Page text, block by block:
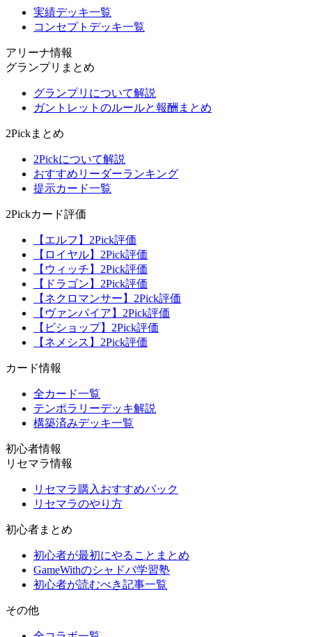
実績デッキ一覧
コンセプトデッキ一覧
アリーナ情報
グランプリまとめ
グランプリについて解説
ガントレットのルールと報酬まとめ
2Pickまとめ
2Pickについて解説
おすすめリーダーランキング
提示カード一覧
2Pickカード評価
【エルフ】2Pick評価
【ロイヤル】2Pick評価
【ウィッチ】2Pick評価
【ドラゴン】2Pick評価
【ネクロマンサー】2Pick評価
【ヴァンパイア】2Pick評価
【ビショップ】2Pick評価
【ネメシス】2Pick評価
カード情報
全カード一覧
テンポラリーデッキ解説
構築済みデッキ一覧
初心者情報
リセマラ情報
リセマラ購入おすすめパック
リセマラのやり方
初心者まとめ
初心者が最初にやることまとめ
GameWithのシャドバ学習塾
初心者が読むべき記事一覧
その他